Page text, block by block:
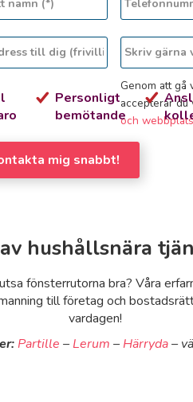
Personligt
bemötande
Genom att gå
accepterar du
och
mig snabbt!
hushållsnära
fönsterrutorna bra? Våra
till företag och
vardagen!
Partille –Lerum –Härryda–